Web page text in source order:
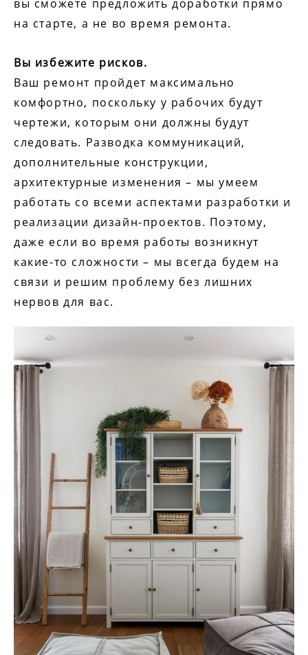
вы сможете предложить доработки прямо
на старте, а не во время ремонта.
Вы избежите рисков.
Ваш ремонт пройдет максимально
комфортно, поскольку у рабочих будут
чертежи, которым они должны будут
следовать. Разводка коммуникаций,
дополнительные конструкции,
архитектурные изменения – мы умеем
работать со всеми аспектами разработки и
реализации дизайн-проектов. Поэтому,
даже если во время работы возникнут
какие-то сложности – мы всегда будем на
связи и решим проблему без лишних
нервов для вас.